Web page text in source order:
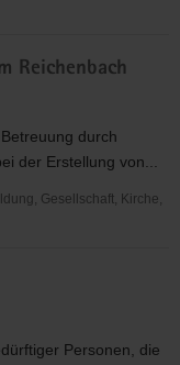
Reichenbach
durch
der Erstellung von...
Gesellschaft, Kirche,
Personen, die